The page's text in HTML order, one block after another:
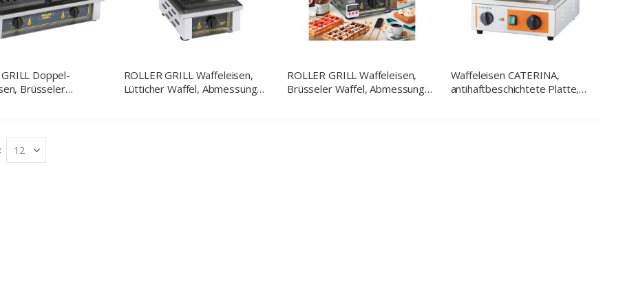
GRILL Doppel-
Brüsseler
ROLLER GRILL Waffeleisen,
Lütticher Waffel, Abmessung
ROLLER GRILL Waffeleisen,
Brüsseler Waffel, Abmessung
Waffeleisen CATERINA,
antihaftbeschichtete Platte,